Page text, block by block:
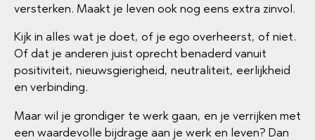
versterken. Maakt je leven ook nog eens extra zinvol.
Kijk in alles wat je doet, of je ego overheerst, of niet.
Of dat je anderen juist oprecht benaderd vanuit
positiviteit, nieuwsgierigheid, neutraliteit, eerlijkheid
en verbinding.
Maar wil je grondiger te werk gaan, en je verrijken met
een waardevolle bijdrage aan je werk en leven? Dan